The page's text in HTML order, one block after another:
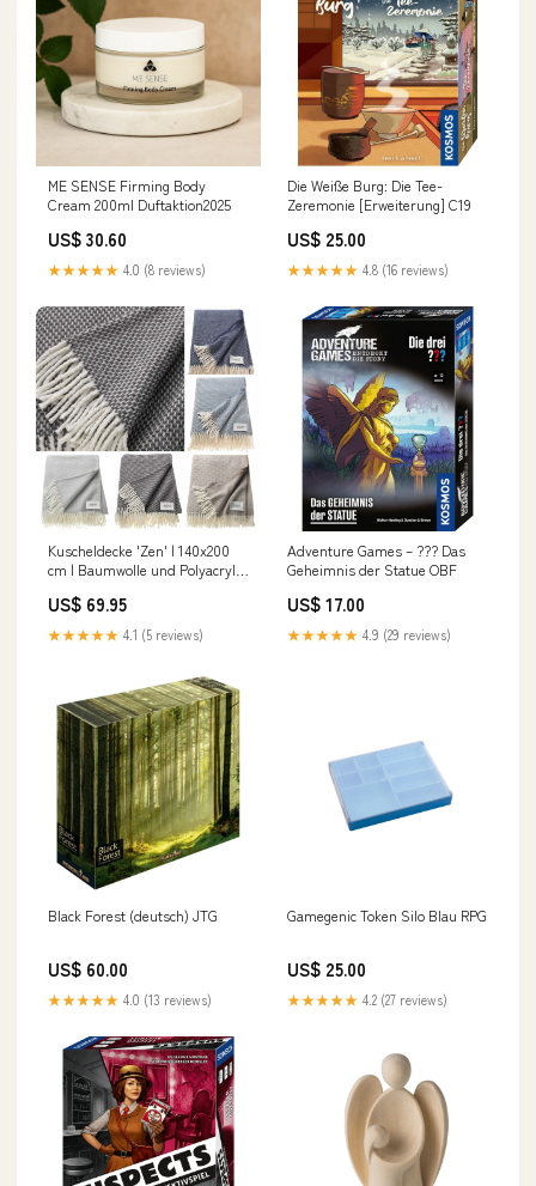
ME SENSE Firming Body
Cream 200ml Duftaktion2025
US$ 30.60
★★★★★ 4.0 (8 reviews)
Die Weiße Burg: Die Tee-
Zeremonie [Erweiterung] C19
US$ 25.00
★★★★★ 4.8 (16 reviews)
Kuscheldecke 'Zen' | 140x200
cm | Baumwolle und Polyacryl |
mit Fransen | waschbar |
Hergestellt in Spanien
Duftaktion2025
US$ 69.95
★★★★★ 4.1 (5 reviews)
Adventure Games – ??? Das
Geheimnis der Statue OBF
US$ 17.00
★★★★★ 4.9 (29 reviews)
Black Forest (deutsch) JTG
US$ 60.00
★★★★★ 4.0 (13 reviews)
Gamegenic Token Silo Blau RPG
US$ 25.00
★★★★★ 4.2 (27 reviews)